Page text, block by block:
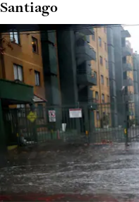
Santiago